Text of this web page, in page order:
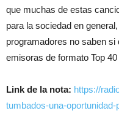
que muchas de estas
para la sociedad en
programadores no saben
emisoras de formato Top
Link de la nota: https://
tumbados-una-